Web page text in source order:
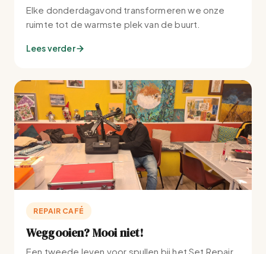
Elke donderdagavond transformeren we onze
ruimte tot de warmste plek van de buurt.
Lees verder
REPAIR CAFÉ
Weggooien? Mooi niet!
Een tweede leven voor spullen bij het Set Repair